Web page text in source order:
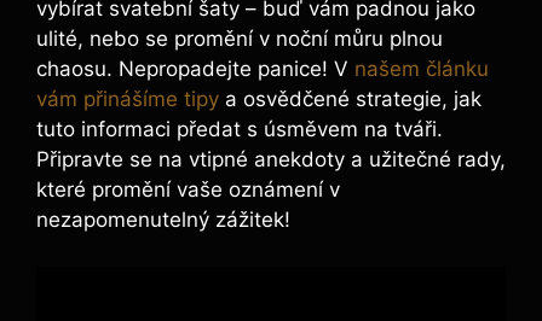
vybírat svatební šaty – buď vám padnou jako
ulité, nebo se promění v noční můru plnou
chaosu. Nepropadejte panice! V našem článku
vám přinášíme tipy a osvědčené strategie, jak
tuto informaci předat s úsměvem na tváři.
Připravte se na vtipné anekdoty a užitečné rady,
které promění vaše oznámení v
nezapomenutelný zážitek!